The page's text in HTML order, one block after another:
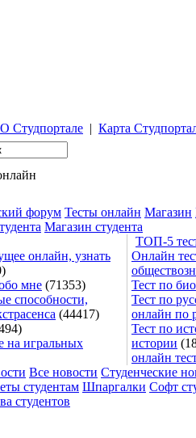
О Студпортале | Карта
форум Тесты онлайн Магазин
Магазин студента
ТОП-5
онлайн, узнать
мне (71353)
способности,
(44417)
на игральных
Онлайн
Тест по
Тест по
онлайн по
Тест по
истории
онлайн
Все новости Студенческие
студентам Шпаргалки Софт
студентов